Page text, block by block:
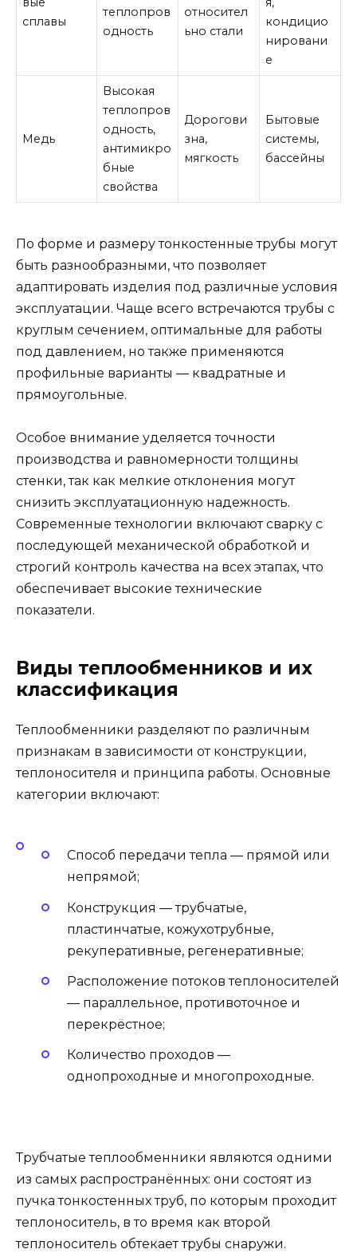
сплавы
теплопров
одность
относител
ьно стали
кондицио
нировани
е
Медь
Высокая
теплопров
одность,
антимикро
бные
свойства
Дорогови
зна,
мягкость
Бытовые
системы,
бассейны
По форме и размеру тонкостенные трубы могут
быть разнообразными, что позволяет
адаптировать изделия под различные условия
эксплуатации. Чаще всего встречаются трубы с
круглым сечением, оптимальные для работы
под давлением, но также применяются
профильные варианты — квадратные и
прямоугольные.
Особое внимание уделяется точности
производства и равномерности толщины
стенки, так как мелкие отклонения могут
снизить эксплуатационную надежность.
Современные технологии включают сварку с
последующей механической обработкой и
строгий контроль качества на всех этапах, что
обеспечивает высокие технические
показатели.
Виды теплообменников и их
классификация
Теплообменники разделяют по различным
признакам в зависимости от конструкции,
теплоносителя и принципа работы. Основные
категории включают:
Способ передачи тепла — прямой или
непрямой;
Конструкция — трубчатые,
пластинчатые, кожухотрубные,
рекуперативные, регенеративные;
Расположение потоков теплоносителей
— параллельное, противоточное и
перекрёстное;
Количество проходов —
однопроходные и многопроходные.
Трубчатые теплообменники являются одними
из самых распространённых: они состоят из
пучка тонкостенных труб, по которым проходит
теплоноситель, в то время как второй
теплоноситель обтекает трубы снаружи.